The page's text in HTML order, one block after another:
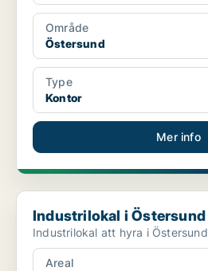
Område
Östersund
Type
Kontor
Mer info
Industrilokal i Östersund
Industrilokal i Östersund
Industrilokal att hyra i Östersund
Areal